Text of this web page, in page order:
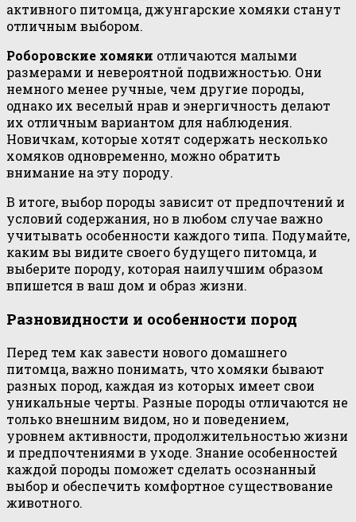
активного питомца, джунгарские хомяки станут
отличным выбором.
Роборовские хомяки отличаются малыми
размерами и невероятной подвижностью. Они
немного менее ручные, чем другие породы,
однако их веселый нрав и энергичность делают
их отличным вариантом для наблюдения.
Новичкам, которые хотят содержать несколько
хомяков одновременно, можно обратить
внимание на эту породу.
В итоге, выбор породы зависит от предпочтений и
условий содержания, но в любом случае важно
учитывать особенности каждого типа. Подумайте,
каким вы видите своего будущего питомца, и
выберите породу, которая наилучшим образом
впишется в ваш дом и образ жизни.
Разновидности и особенности пород
Перед тем как завести нового домашнего
питомца, важно понимать, что хомяки бывают
разных пород, каждая из которых имеет свои
уникальные черты. Разные породы отличаются не
только внешним видом, но и поведением,
уровнем активности, продолжительностью жизни
и предпочтениями в уходе. Знание особенностей
каждой породы поможет сделать осознанный
выбор и обеспечить комфортное существование
животного.